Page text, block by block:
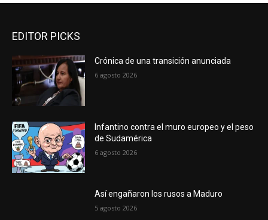
EDITOR PICKS
Crónica de una transición anunciada
6 agosto 2026
Infantino contra el muro europeo y el peso
de Sudamérica
6 agosto 2026
Así engañaron los rusos a Maduro
5 agosto 2026